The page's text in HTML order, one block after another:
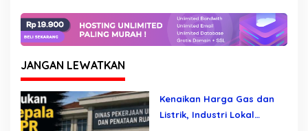
JANGAN LEWATKAN
Kenaikan Harga Gas dan
Listrik, Industri Lokal